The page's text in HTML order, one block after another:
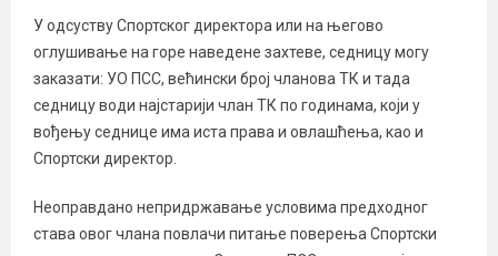
У одсуству Спортског директора или на његово
оглушивање на горе наведене захтеве, седницу могу
заказати: УО ПСС, већински број чланова ТК и тада
седницу води најстарији члан ТК по годинама, који у
вођењу седнице има иста права и овлашћења, као и
Спортски директор.
Неоправдано непридржавање условима предходног
става овог члана повлачи питање поверења Спортски